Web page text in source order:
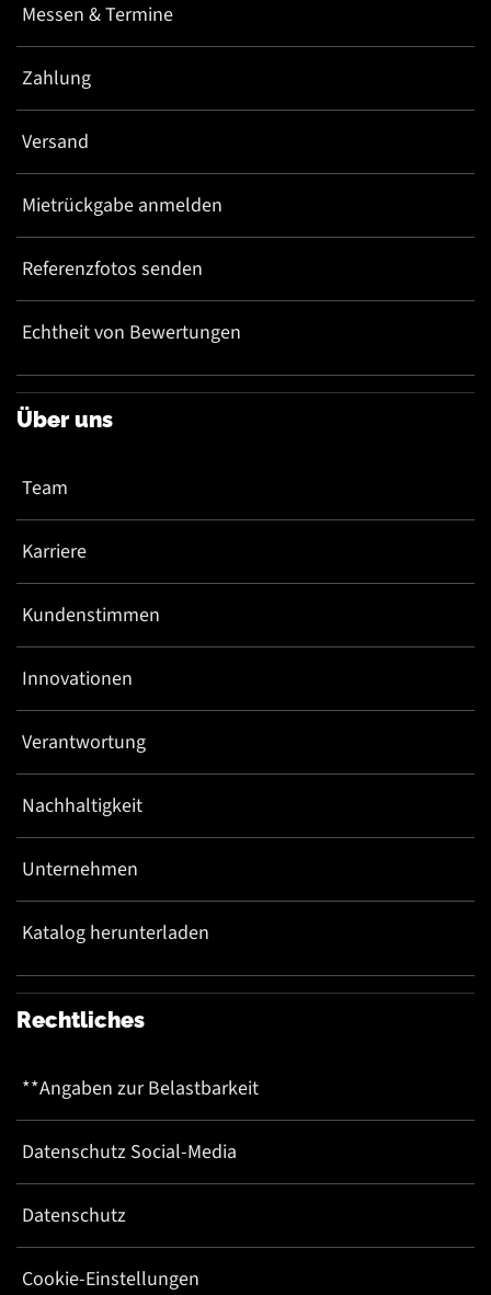
Messen & Termine
Zahlung
Versand
Mietrückgabe anmelden
Referenzfotos senden
Echtheit von Bewertungen
Über uns
Team
Karriere
Kundenstimmen
Innovationen
Verantwortung
Nachhaltigkeit
Unternehmen
Katalog herunterladen
Rechtliches
**Angaben zur Belastbarkeit
Datenschutz Social-Media
Datenschutz
Cookie-Einstellungen